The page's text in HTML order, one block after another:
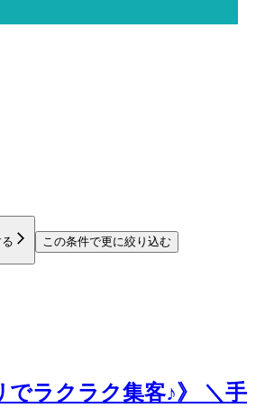
この条件で更に絞り込む
でラクラク集客♪》 ＼手